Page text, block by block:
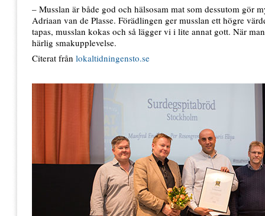
– Musslan är både god och hälsosam mat som dessutom gör
Adriaan van de Plasse. Förädlingen ger musslan ett högre
tapas, musslan kokas och så lägger vi i lite annat gott. När
härlig smakupplevelse.
Citerat från lokaltidningensto.se